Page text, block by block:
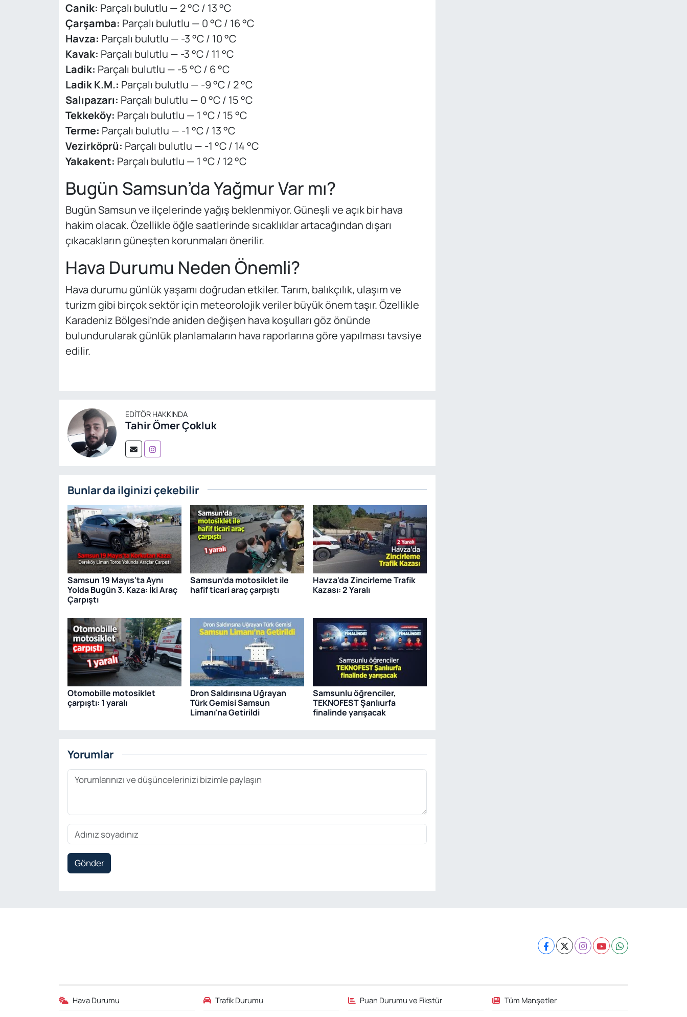
Canik: Parçalı bulutlu — 2 °C / 13 °C
Çarşamba: Parçalı bulutlu — 0 °C / 16 °C
Havza: Parçalı bulutlu — -3 °C / 10 °C
Kavak: Parçalı bulutlu — -3 °C / 11 °C
Ladik: Parçalı bulutlu — -5 °C / 6 °C
Ladik K.M.: Parçalı bulutlu — -9 °C / 2 °C
Salıpazarı: Parçalı bulutlu — 0 °C / 15 °C
Tekkeköy: Parçalı bulutlu — 1 °C / 15 °C
Terme: Parçalı bulutlu — -1 °C / 13 °C
Vezirköprü: Parçalı bulutlu — -1 °C / 14 °C
Yakakent: Parçalı bulutlu — 1 °C / 12 °C
Bugün Samsun’da Yağmur Var mı?
Bugün Samsun ve ilçelerinde yağış beklenmiyor. Güneşli ve açık bir hava
hakim olacak. Özellikle öğle saatlerinde sıcaklıklar artacağından dışarı
çıkacakların güneşten korunmaları önerilir.
Hava Durumu Neden Önemli?
Hava durumu günlük yaşamı doğrudan etkiler. Tarım, balıkçılık, ulaşım ve
turizm gibi birçok sektör için meteorolojik veriler büyük önem taşır. Özellikle
Karadeniz Bölgesi’nde aniden değişen hava koşulları göz önünde
bulundurularak günlük planlamaların hava raporlarına göre yapılması tavsiye
edilir.
EDITÖR HAKKINDA
Tahir Ömer Çokluk
Bunlar da ilginizi çekebilir
Samsun 19 Mayıs'ta Aynı
Yolda Bugün 3. Kaza: İki Araç
Çarpıştı
Samsun’da motosiklet ile
hafif ticari araç çarpıştı
Havza'da Zincirleme Trafik
Kazası: 2 Yaralı
Otomobille motosiklet
çarpıştı: 1 yaralı
Dron Saldırısına Uğrayan
Türk Gemisi Samsun
Limanı'na Getirildi
Samsunlu öğrenciler,
TEKNOFEST Şanlıurfa
finalinde yarışacak
Yorumlar
Gönder
Hava Durumu Trafik Durumu Puan Durumu ve Fikstür Tüm Manşetler